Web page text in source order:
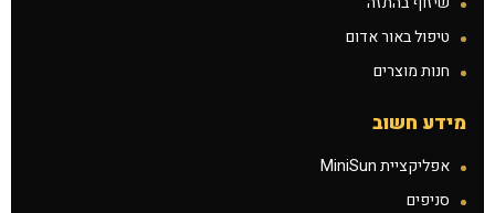
טיפול באור אדום
חנות מוצרים
מידע חשוב
אפליקציית MiniSun
סניפים